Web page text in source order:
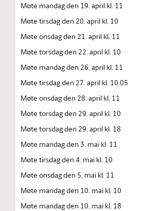
Møte mandag den 19. april kl. 11
Møte tirsdag den 20. april kl. 10
Møte onsdag den 21. april kl. 11
Møte torsdag den 22. april kl. 10
Møte mandag den 26. april kl. 11
Møte tirsdag den 27. april kl. 10.05
Møte onsdag den 28. april kl. 11
Møte torsdag den 29. april kl. 10
Møte torsdag den 29. april kl. 18
Møte mandag den 3. mai kl. 11
Møte tirsdag den 4. mai kl. 10
Møte onsdag den 5. mai kl. 11
Møte mandag den 10. mai kl. 10
Møte mandag den 10. mai kl. 18